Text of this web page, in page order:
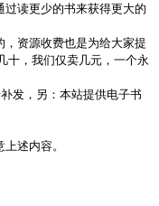
读更少的书来获得更大的
资源收费也是为给大家提
十，我们仅卖几元，一个永
发，另：本站提供电子书
述内容。